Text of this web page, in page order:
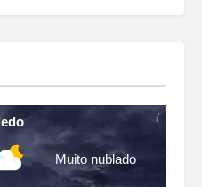
Muito nublado